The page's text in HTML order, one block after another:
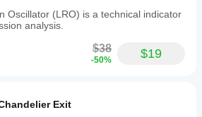
Oscillator (LRO) is a technical indicator
analysis.
$38
-50% $19
Exit